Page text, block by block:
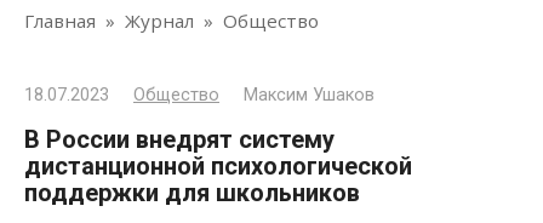
Главная » Журнал » Общество
18.07.2023 Общество Максим Ушаков
В России внедрят систему
дистанционной психологической
поддержки для школьников